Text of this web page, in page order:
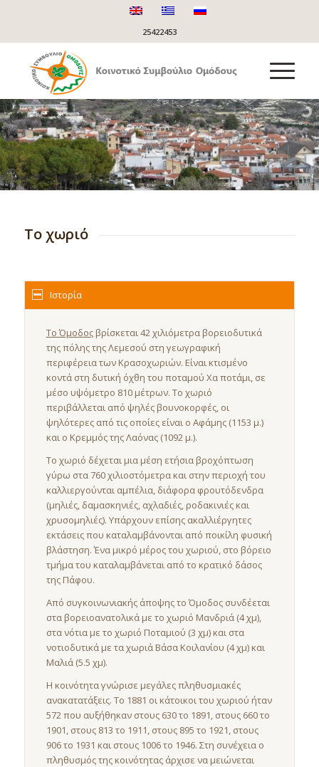
25422453
Το χωριό
Ιστορία
Το Όμοδοςβρίσκεται 42 χιλιόμετρα βορειοδυτικά
της πόλης της Λεμεσού στη γεωγραφική
περιφέρεια των Κρασοχωριών. Είναι κτισμένο
κοντά στη δυτική όχθη του ποταμού Χα ποτάμι, σε
μέσο υψόμετρο 810 μέτρων. Το χωριό
περιβάλλεται από ψηλές βουνοκορφές, οι
ψηλότερες από τις οποίες είναι ο Αφάμης (1153 μ.)
και ο Κρεμμός της Λαόνας (1092 μ.).
Το χωριό δέχεται μια μέση ετήσια βροχόπτωση
γύρω στα 760 χιλιοστόμετρα και στην περιοχή του
καλλιεργούνται αμπέλια, διάφορα φρουτόδενδρα
(μηλιές, δαμασκηνιές, αχλαδιές, ροδακινιές και
χρυσομηλιές). Υπάρχουν επίσης ακαλλιέργητες
εκτάσεις που καταλαμβάνονται από ποικίλη φυσική
βλάστηση. Ένα μικρό μέρος του χωριού, στο βόρειο
τμήμα του καταλαμβάνεται από το κρατικό δάσος
της Πάφου.
Από συγκοινωνιακής άποψης το Όμοδος συνδέεται
στα βορειοανατολικά με το χωριό Μανδριά (4 χμ),
στα νότια με το χωριό Ποταμιού (3 χμ) και στα
νοτιοδυτικά με τα χωριά Βάσα Κοιλανίου (4 χμ) και
Μαλιά (5.5 χμ).
Η κοινότητα γνώρισε μεγάλες πληθυσμιακές
ανακατατάξεις. Το 1881 οι κάτοικοι του χωριού ήταν
572 που αυξήθηκαν στους 630 το 1891, στους 660 το
1901, στους 813 το 1911, στους 895 το 1921, στους
906 το 1931 και στους 1006 το 1946. Στη συνέχεια ο
πληθυσμός της κοινότητας άρχισε να μειώνεται